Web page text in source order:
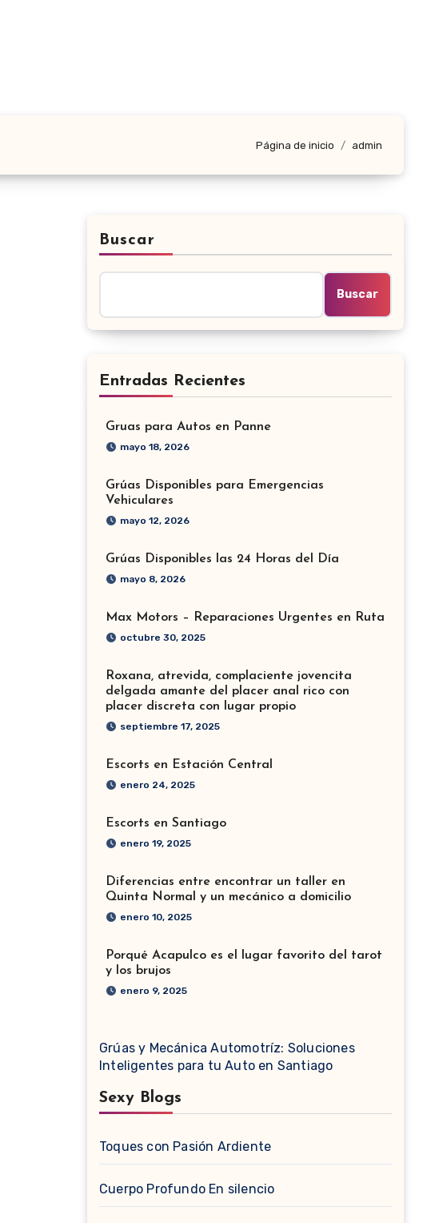
Página de inicio admin
Buscar
Buscar
Entradas Recientes
Gruas para Autos en Panne
mayo 18, 2026
Grúas Disponibles para Emergencias
Vehiculares
mayo 12, 2026
Grúas Disponibles las 24 Horas del Día
mayo 8, 2026
Max Motors – Reparaciones Urgentes en Ruta
octubre 30, 2025
Roxana, atrevida, complaciente jovencita
delgada amante del placer anal rico con
placer discreta con lugar propio
septiembre 17, 2025
Escorts en Estación Central
enero 24, 2025
Escorts en Santiago
enero 19, 2025
Diferencias entre encontrar un taller en
Quinta Normal y un mecánico a domicilio
enero 10, 2025
Porqué Acapulco es el lugar favorito del tarot
y los brujos
enero 9, 2025
Grúas y Mecánica Automotríz: Soluciones
Inteligentes para tu Auto en Santiago
Sexy Blogs
Toques con Pasión Ardiente
Cuerpo Profundo En silencio